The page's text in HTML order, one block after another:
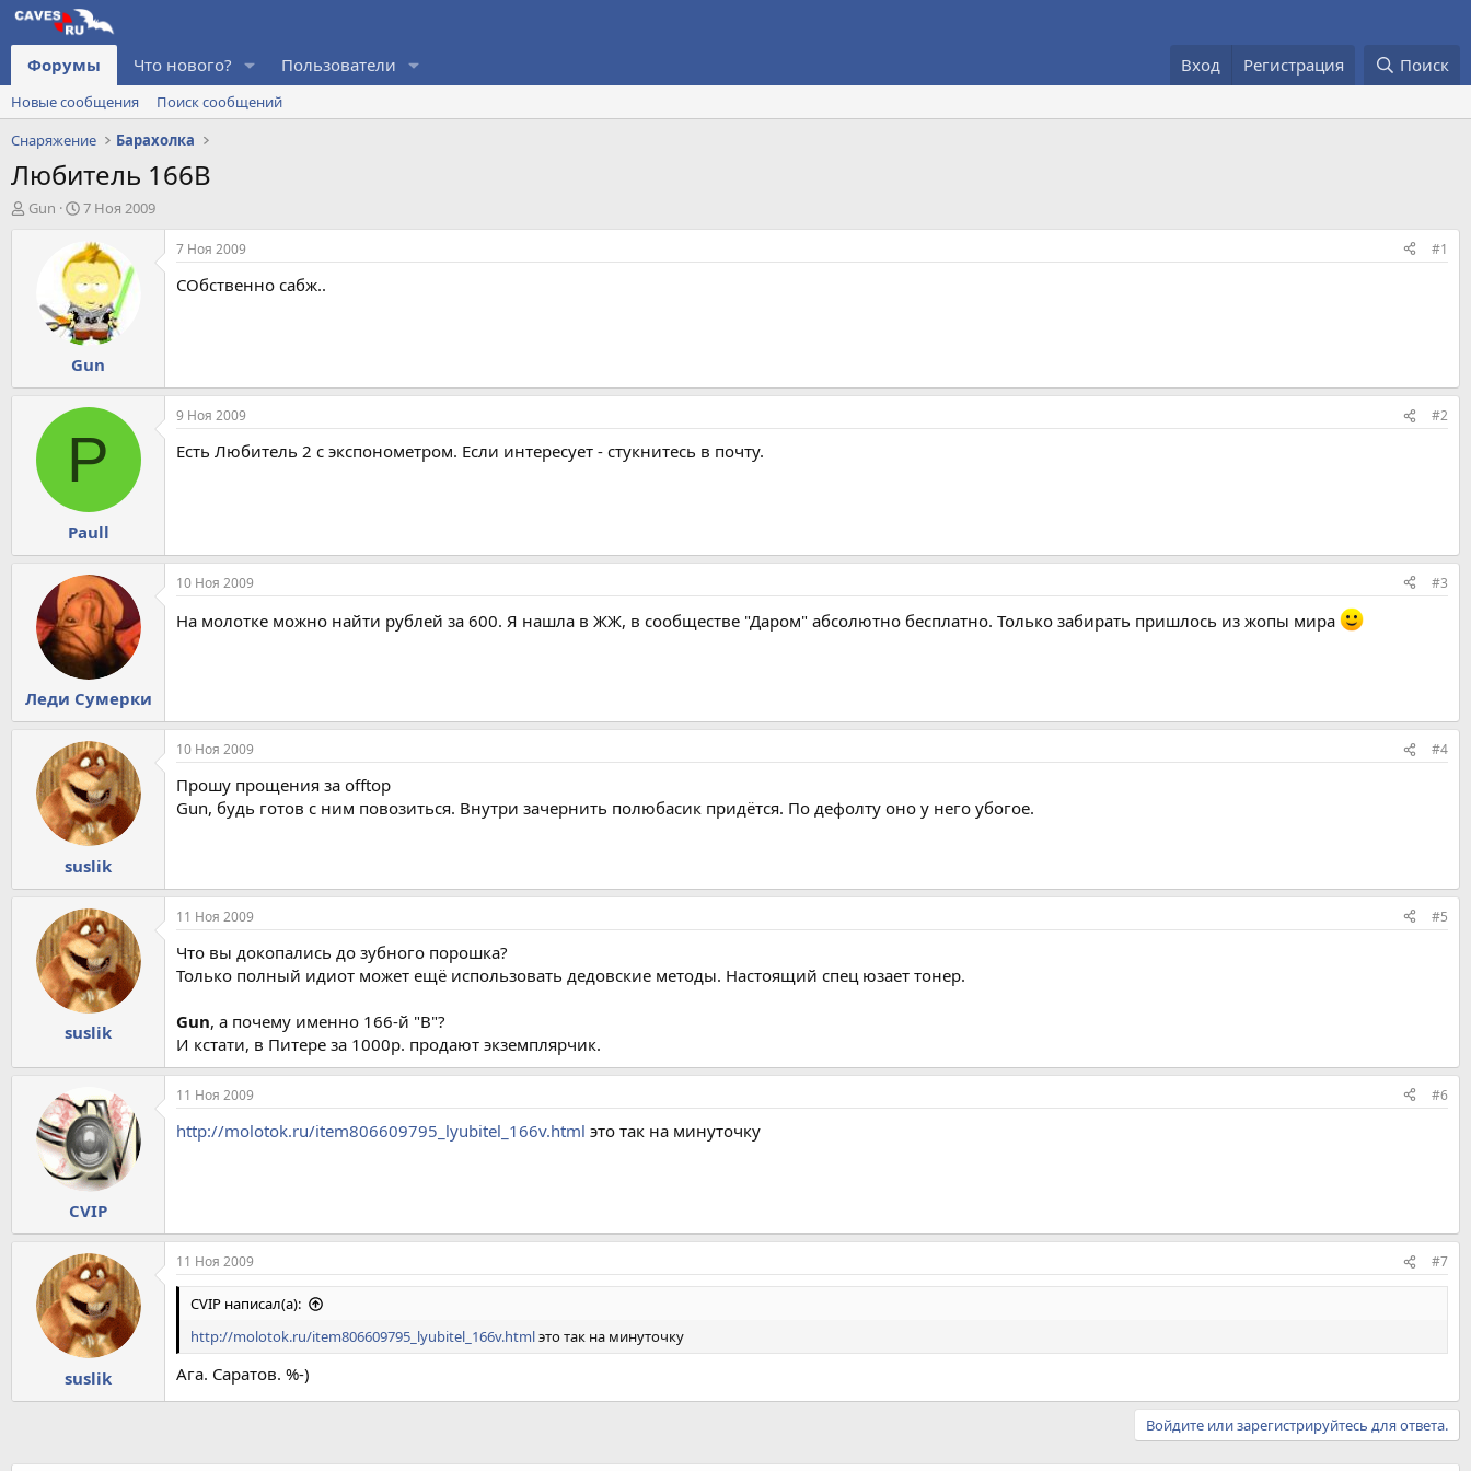
Форумы Что нового? Пользователи Вход Регистрация Поиск
Новые сообщения
Поиск сообщений
Снаряжение
Барахолка
Любитель 166В
А
Gun
Д
т
а
н
а
ч
а
л
а
7 Ноя 2009
Gun
7 Ноя 2009 #1
СОбственно сабж..
P
Paull
9 Ноя 2009 #2
Есть Любитель 2 с экспонометром. Если интересует - стукнитесь в почту.
Леди Сумерки
10 Ноя 2009 #3
На молотке можно найти рублей за 600. Я нашла в ЖЖ, в сообществе "Даром" абсолютно бесплатно. Только забирать пришлось из жопы мира
suslik
10 Ноя 2009 #4
Прошу прощения за offtop
Gun, будь готов с ним повозиться. Внутри зачернить полюбасик придётся. По дефолту оно у него убогое.
suslik
11 Ноя 2009 #5
Что вы докопались до зубного порошка?
Только полный идиот может ещё использовать дедовские методы. Настоящий спец юзает тонер.
Gun, а почему именно 166-й "В"?
И кстати, в Питере за 1000р. продают экземплярчик.
CVIP
11 Ноя 2009 #6
http://molotok.ru/item806609795_lyubitel_166v.html это так на минуточку
suslik
11 Ноя 2009 #7
CVIP написал(а):
http://molotok.ru/item806609795_lyubitel_166v.htmlэто так на минуточку
Ага. Саратов. %-)
Войдите или зарегистрируйтесь для ответа.